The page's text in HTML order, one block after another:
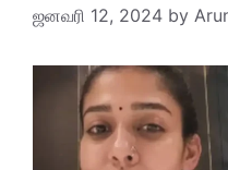
ஜனவரி 12, 2024 by